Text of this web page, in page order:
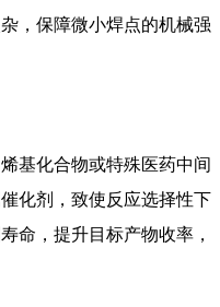
，保障微小焊点的机械强
基化合物或特殊医药中间
化剂，致使反应选择性下
命，提升目标产物收率，